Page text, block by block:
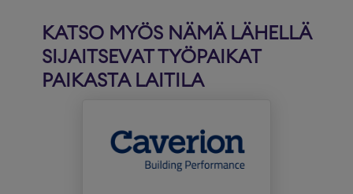
KATSO MYÖS NÄMÄ LÄHELLÄ
SIJAITSEVAT TYÖPAIKAT
PAIKASTA LAITILA